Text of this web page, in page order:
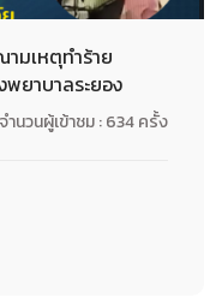
มเหตุทำร้าย
ยาบาลระยอง
จำนวนผู้เข้าชม : 634 ครั้ง